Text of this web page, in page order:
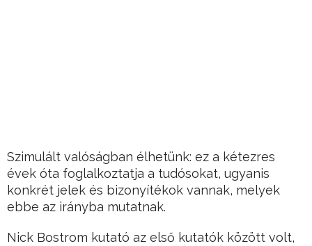
Szimulált valóságban élhetünk: ez a kétezres
évek óta foglalkoztatja a tudósokat, ugyanis
konkrét jelek és bizonyítékok vannak, melyek
ebbe az irányba mutatnak.
Nick Bostrom kutató az első kutatók között volt,